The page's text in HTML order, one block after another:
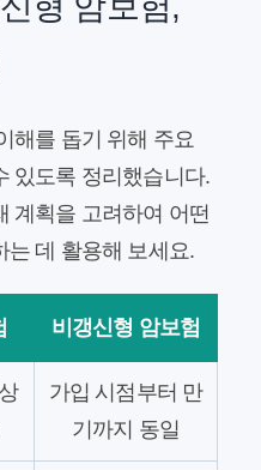
해를 돕기 위해 주요
있도록 정리했습니다.
계획을 고려하여 어떤
는 데 활용해 보세요.
비갱신형 암보험
가입 시점부터 만
기까지 동일